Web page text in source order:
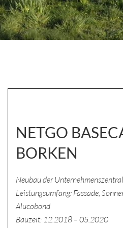
NETGO
BORKEN
Neubau der
Leistungsumfang: Fassade,
Alucobond
Bauzeit: 12.2018 – 05.2020